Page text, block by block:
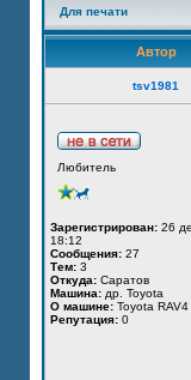
Для печати
Автор
tsv1981
Любитель
Зарегистрирован: 26
18:12
Сообщения: 27
Тем: 3
Откуда: Саратов
Машина: др. Toyota
О машине: Toyota
Репутация: 0